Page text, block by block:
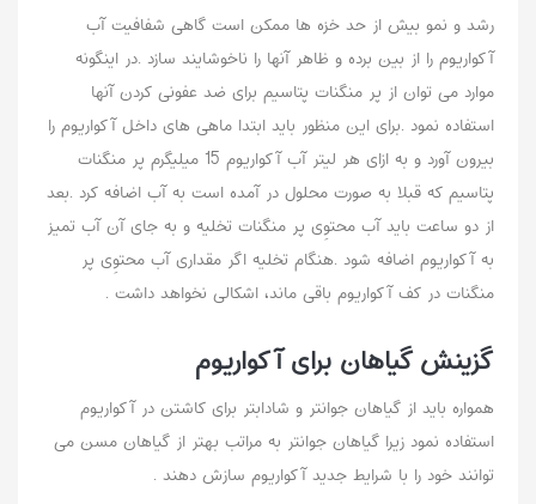
رشد و نمو بیش از حد خزه ها ممکن است گاهی شفافیت آب
آکواریوم را از بین برده و ظاهر آنها را ناخوشایند سازد .در اینگونه
موارد می توان از پر منگنات پتاسیم برای ضد عفونی کردن آنها
استفاده نمود .برای این منظور باید ابتدا ماهی های داخل آکواریوم را
بیرون آورد و به ازای هر لیتر آب آکواریوم 15 میلیگرم پر منگنات
پتاسیم که قبلا به صورت محلول در آمده است به آب اضافه کرد .بعد
از دو ساعت باید آب محتوِی پر منگنات تخلیه و به جای آن آب تمیز
به آکواریوم اضافه شود .هنگام تخلیه اگر مقداری آب محتوِی پر
منگنات در کف آکواریوم باقی ماند، اشکالی نخواهد داشت .
گزینش گیاهان برای آکواریوم
همواره باید از گیاهان جوانتر و شادابتر برای کاشتن در آکواریوم
استفاده نمود زیرا گیاهان جوانتر به مراتب بهتر از گیاهان مسن می
توانند خود را با شرایط جدید آکواریوم سازش دهند .